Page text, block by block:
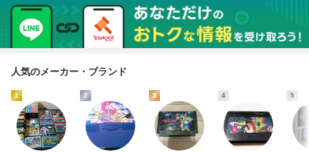
人気のメーカー・ブランド
1 2 3 4 5